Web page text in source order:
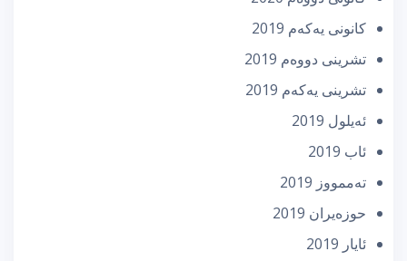
كانونی یه‌كه‌م 2019
تشرینی دووه‌م 2019
تشرینی یه‌كه‌م 2019
ئه‌یلول 2019
ئاب 2019
تەممووز 2019
حوزه‌یران 2019
ئایار 2019